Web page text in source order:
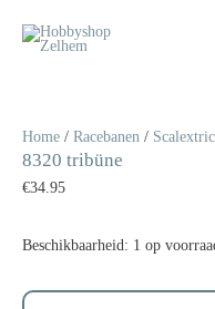
naar
Home / Racebanen / Scalextric
8320 tribüne
€34.95
Beschikbaarheid: 1 op
aantal